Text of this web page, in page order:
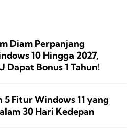
Diam Perpanjang
10 Hingga 2027,
Dapat Bonus 1 Tahun!
5 Fitur Windows 11 yang
30 Hari Kedepan